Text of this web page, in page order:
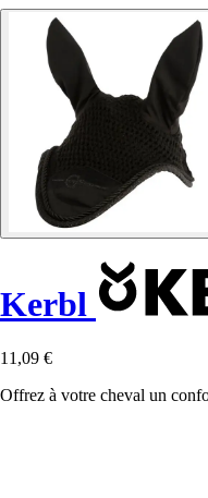
Kerbl
11,09 €
Offrez à votre cheval un